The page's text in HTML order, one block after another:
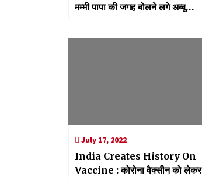
मम्मी पापा की जगह बोलने लगे अब्बू
July 17, 2022
India Creates History On
Vaccine : कोरोना वैक्सीन को लेकर